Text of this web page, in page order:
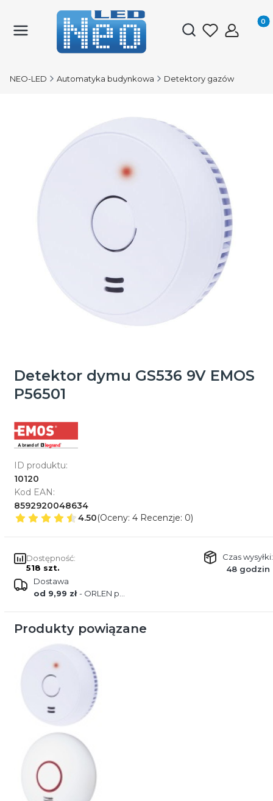
Otwórz
NEO-LED Automatyka budynkowa Detektory gazów
Detektor dymu GS536 9V EMOS
P56501
ID produktu:
10120
Kod EAN:
8592920048634
4.50(Oceny: 4 Recenzje: 0)
Dostępność:
518 szt.
Czas wysyłki:
48 godzin
Dostawa
od 9,99 zł- ORLEN paczka
Produkty powiązane